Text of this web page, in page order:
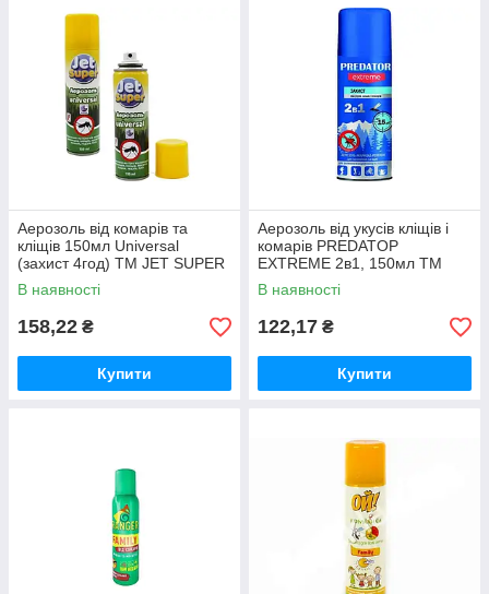
Аерозоль від комарів та
кліщів 150мл Universal
(захист 4год) ТМ JET SUPER
В наявності
158,22 ₴
Купити
Аерозоль від укусів кліщів і
комарів PREDATOP
EXTREME 2в1, 150мл ТМ
КОСМО-ХИМ
В наявності
122,17 ₴
Купити